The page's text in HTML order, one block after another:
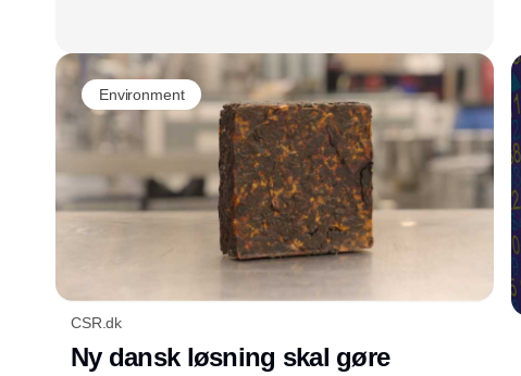
Environment
CSR.dk
Ny dansk løsning skal gøre